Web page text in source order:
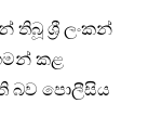
තිබූ ශ්‍රී ලංකන්
කළ
බව පොලීසිය